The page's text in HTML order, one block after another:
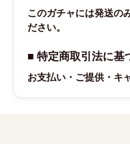
このガチャには発送の
ださい。
■ 特定商取引法に基
お支払い・ご提供・キ